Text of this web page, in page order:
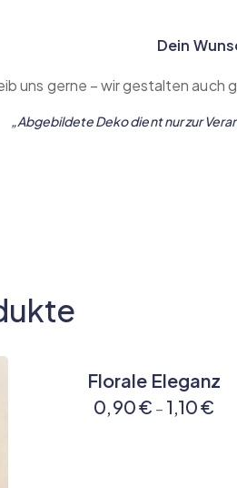
Dein
uns gerne – wir gestalten auch
„Abgebildete Deko dient nur zur
Florale Eleganz
0,90€ – 1,10€